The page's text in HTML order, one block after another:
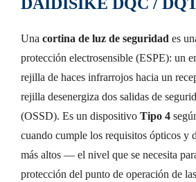
Una cortina de luz de seguridad es
protección electrosensible (ESPE): un
rejilla de haces infrarrojos hacia un
rejilla desenergiza dos salidas de
(OSSD). Es un dispositivo Tipo 4
cuando cumple los requisitos ópticos y
más altos — el nivel que se necesita
protección del punto de operación de